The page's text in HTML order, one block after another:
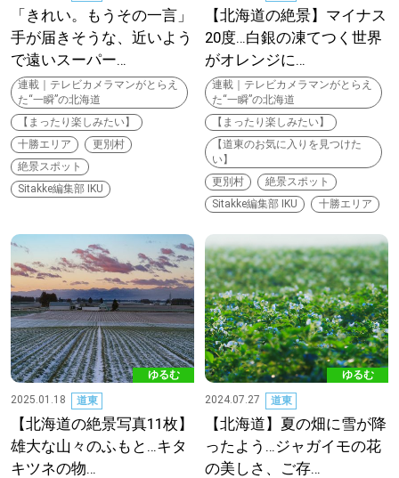
育む
深める
ゆるむ
SitakkeTV
LOCAL ローカルエリア
all
札幌
道北
道南
道東
「きれい。もうその一言」
手が届きそうな、近いよう
で遠いスーパー…
連載｜テレビカメラマンがとらえ
た“一瞬”の北海道
【まったり楽しみたい】
十勝エリア
更別村
絶景スポット
Sitakke編集部 IKU
【北海道の絶景】マイナス
20度…白銀の凍てつく世界
がオレンジに…
連載｜テレビカメラマンがとらえ
た“一瞬”の北海道
【まったり楽しみたい】
【道東のお気に入りを見つけた
い】
更別村
絶景スポット
Sitakke編集部 IKU
十勝エリア
ゆるむ
2025.01.18
道東
【北海道の絶景写真11枚】
雄大な山々のふもと…キタ
キツネの物…
ゆるむ
2024.07.27
道東
【北海道】夏の畑に雪が降
ったよう…ジャガイモの花
の美しさ、ご存…